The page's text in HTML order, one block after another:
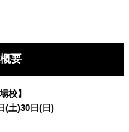
要
校】
(土)30日(日)